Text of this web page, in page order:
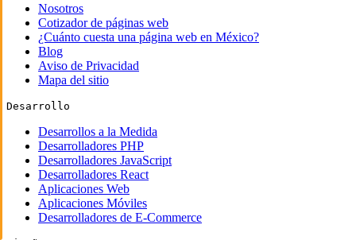
Nosotros
Cotizador de páginas web
¿Cuánto cuesta una página web en México?
Blog
Aviso de Privacidad
Mapa del sitio
Desarrollo
Desarrollos a la Medida
Desarrolladores PHP
Desarrolladores JavaScript
Desarrolladores React
Aplicaciones Web
Aplicaciones Móviles
Desarrolladores de E-Commerce